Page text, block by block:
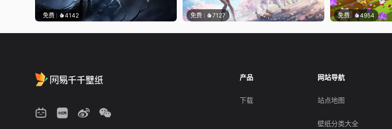
免费 4142 免费 7127 免费 4954
产品
下载
网站导航
站点地图
壁纸分类大全